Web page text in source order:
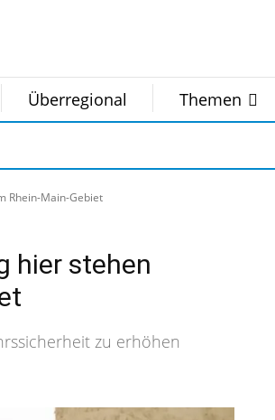
Überregional Themen
Rhein-Main-Gebiet
hier stehen
zu erhöhen